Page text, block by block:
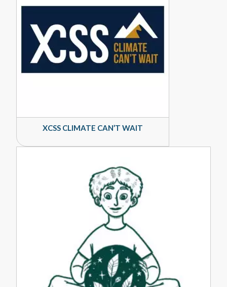
XCSS CLIMATE CAN’T WAIT